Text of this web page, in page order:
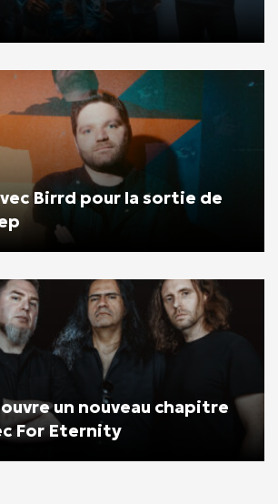
Birrd pour la sortie de
un nouveau chapitre
For Eternity